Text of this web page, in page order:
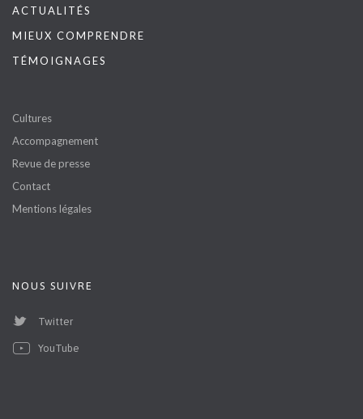
ACTUALITÉS
MIEUX COMPRENDRE
TÉMOIGNAGES
Cultures
Accompagnement
Revue de presse
Contact
Mentions légales
NOUS SUIVRE
Twitter
YouTube